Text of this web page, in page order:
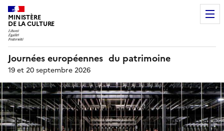
MINISTÈRE
DE LA CULTURE
Journées européennes du patrimoine
19 et 20 septembre 2026